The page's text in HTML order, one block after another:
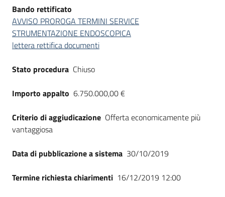
Bando rettificato
AVVISO PROROGA TERMINI SERVICE
STRUMENTAZIONE ENDOSCOPICA
lettera rettifica documenti
Stato procedura Chiuso
Importo appalto 6.750.000,00 €
Criterio di aggiudicazione Offerta economicamente più
vantaggiosa
Data di pubblicazione a sistema 30/10/2019
Termine richiesta chiarimenti 16/12/2019 12:00